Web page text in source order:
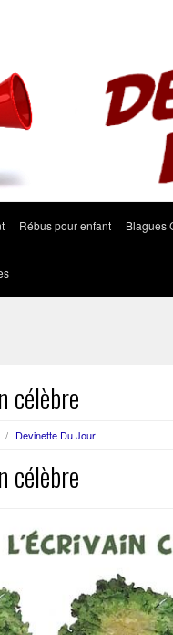
Rébus pour enfant Blagues
célèbre
/ Devinette Du Jour
célèbre